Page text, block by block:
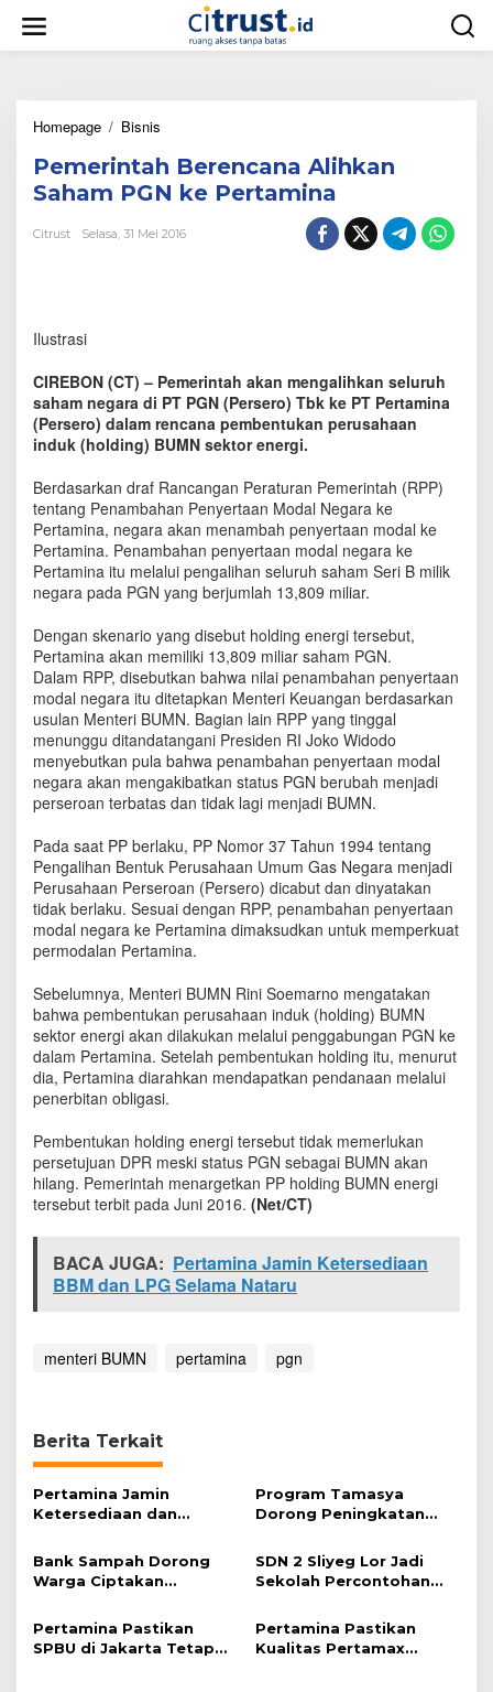
w
Homepage / Bisnis
m
e
i
n
e
n
c
a
a
A
l
i
h
k
a
S
a
h
a
m
P
G
N
k
P
e
r
t
a
m
i
a
Pemerintah Berencana Alihkan
Saham PGN ke Pertamina
Citrust Selasa, 31 Mei 2016
Ilustrasi
CIREBON (CT) – Pemerintah akan mengalihkan seluruh
saham negara di PT PGN (Persero) Tbk ke PT Pertamina
(Persero) dalam rencana pembentukan perusahaan
induk (holding) BUMN sektor energi.
Berdasarkan draf Rancangan Peraturan Pemerintah (RPP)
tentang Penambahan Penyertaan Modal Negara ke
Pertamina, negara akan menambah penyertaan modal ke
Pertamina. Penambahan penyertaan modal negara ke
Pertamina itu melalui pengalihan seluruh saham Seri B milik
negara pada PGN yang berjumlah 13,809 miliar.
Dengan skenario yang disebut holding energi tersebut,
Pertamina akan memiliki 13,809 miliar saham PGN.
Dalam RPP, disebutkan bahwa nilai penambahan penyertaan
modal negara itu ditetapkan Menteri Keuangan berdasarkan
usulan Menteri BUMN. Bagian lain RPP yang tinggal
menunggu ditandatangani Presiden RI Joko Widodo
menyebutkan pula bahwa penambahan penyertaan modal
negara akan mengakibatkan status PGN berubah menjadi
perseroan terbatas dan tidak lagi menjadi BUMN.
Pada saat PP berlaku, PP Nomor 37 Tahun 1994 tentang
Pengalihan Bentuk Perusahaan Umum Gas Negara menjadi
Perusahaan Perseroan (Persero) dicabut dan dinyatakan
tidak berlaku. Sesuai dengan RPP, penambahan penyertaan
modal negara ke Pertamina dimaksudkan untuk memperkuat
permodalan Pertamina.
Sebelumnya, Menteri BUMN Rini Soemarno mengatakan
bahwa pembentukan perusahaan induk (holding) BUMN
sektor energi akan dilakukan melalui penggabungan PGN ke
dalam Pertamina. Setelah pembentukan holding itu, menurut
dia, Pertamina diarahkan mendapatkan pendanaan melalui
penerbitan obligasi.
Pembentukan holding energi tersebut tidak memerlukan
persetujuan DPR meski status PGN sebagai BUMN akan
hilang. Pemerintah menargetkan PP holding BUMN energi
tersebut terbit pada Juni 2016. (Net/CT)
BACA JUGA: Pertamina Jamin Ketersediaan
BBM dan LPG Selama Nataru
menteri BUMN pertamina pgn
Berita Terkait
Pertamina Jamin
Ketersediaan dan
Nataru
Program Tamasya
Dorong Peningkatan
dan Pendidikan Anak
Bank Sampah Dorong
Warga Ciptakan
Berkelanjutan
SDN 2 Sliyeg Lor Jadi
Sekolah Percontohan
Pertamina Pastikan
SPBU di Jakarta Tetap
Pertamina Pastikan
Kualitas Pertamax